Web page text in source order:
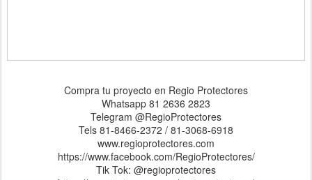
Compra tu proyecto en Regio Protectores
Whatsapp 81 2636 2823
Telegram @RegioProtectores
Tels 81-8466-2372 / 81-3068-6918
www.regioprotectores.com
https://www.facebook.com/RegioProtectores/
Tik Tok: @regioprotectores